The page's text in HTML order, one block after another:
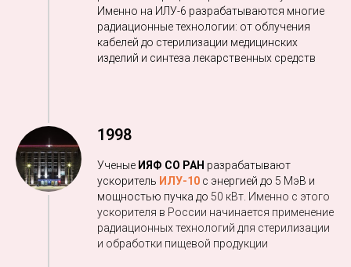
Именно на ИЛУ-6 разрабатываются многие
радиационные технологии: от облучения
кабелей до стерилизации медицинских
изделий и синтеза лекарственных средств
1998
Ученые ИЯФ СО РАН разрабатывают
ускоритель ИЛУ-10 с энергией до 5 МэВ и
мощностью пучка до 50 кВт. Именно с этого
ускорителя в России начинается применение
радиационных технологий для стерилизации
и обработки пищевой продукции